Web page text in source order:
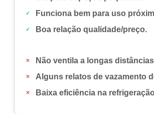
Funciona bem para uso
Boa relação qualidade/preço.
Não ventila a longas
Alguns relatos de vazamento
Baixa eficiência na